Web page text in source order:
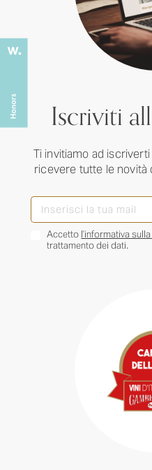
Iscriviti
Ti invitiamo ad
ricevere tutte le novità
Accetto l’informativa
trattamento dei dati.